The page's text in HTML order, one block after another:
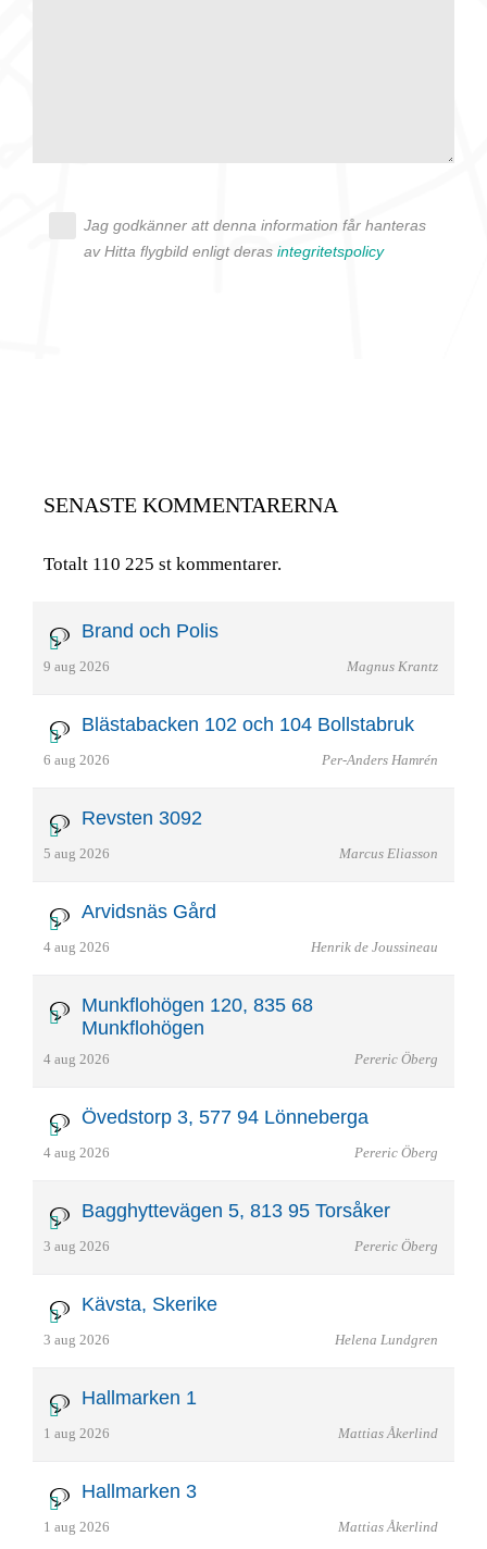
Jag godkänner att denna information får hanteras
av Hitta flygbild enligt deras integritetspolicy
SENASTE KOMMENTARERNA
Totalt 110 225 st kommentarer.
Brand och Polis
9 aug 2026 Magnus Krantz
Blästabacken 102 och 104 Bollstabruk
6 aug 2026 Per-Anders Hamrén
Revsten 3092
5 aug 2026 Marcus Eliasson
Arvidsnäs Gård
4 aug 2026 Henrik de Joussineau
Munkflohögen 120, 835 68
Munkflohögen
4 aug 2026 Pereric Öberg
Övedstorp 3, 577 94 Lönneberga
4 aug 2026 Pereric Öberg
Bagghyttevägen 5, 813 95 Torsåker
3 aug 2026 Pereric Öberg
Kävsta, Skerike
3 aug 2026 Helena Lundgren
Hallmarken 1
1 aug 2026 Mattias Åkerlind
Hallmarken 3
1 aug 2026 Mattias Åkerlind